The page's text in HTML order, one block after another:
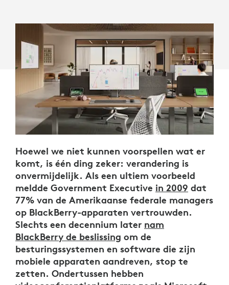
Hoewel we niet kunnen voorspellen wat er
komt, is één ding zeker: verandering is
onvermijdelijk. Als een ultiem voorbeeld
meldde Government Executive in 2009 dat
77% van de Amerikaanse federale managers
op BlackBerry-apparaten vertrouwden.
Slechts een decennium later nam
BlackBerry de beslissing om de
besturingssystemen en software die zijn
mobiele apparaten aandreven, stop te
zetten. Ondertussen hebben